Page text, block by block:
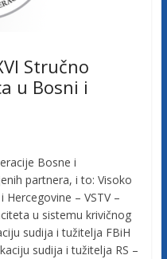
Stručno
u Bosni i
Bosne i
partnera, i to: Visoko
– VSTV –
u sistemu krivičnog
sudija i tužitelja FBiH
sudija i tužitelja RS –